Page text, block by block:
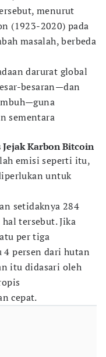
menurut
(1923-2020) pada
masalah, berbeda
darurat global
besaran—dan
sementara
Karbon Bitcoin
emisi seperti itu,
untuk
setidaknya 284
tersebut. Jika
per tiga
persen dari hutan
itu didasari oleh
cepat.